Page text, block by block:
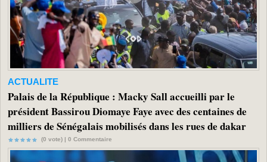
ACTUALITE
Palais de la République : Macky Sall accueilli par le
président Bassirou Diomaye Faye avec des centaines de
milliers de Sénégalais mobilisés dans les rues de dakar
(0 vote) | 0 Commentaire